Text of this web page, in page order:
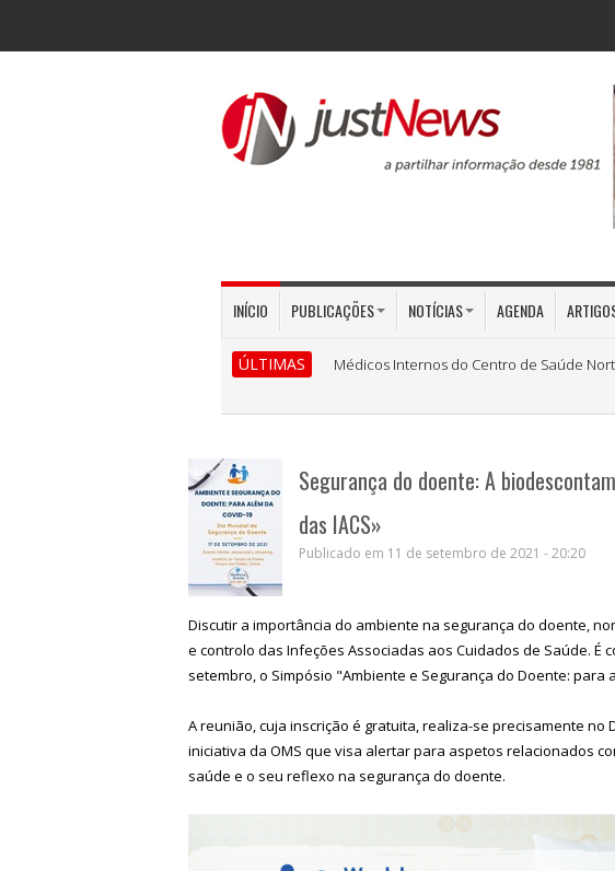
INÍCIO PUBLICAÇÕES NOTÍCIAS AGENDA
ÚLTIMAS Médicos Internos do Centro de Saúde
Segurança do doente: A
das IACS»
Publicado em 11 de setembro de 2021 - 20:20
Discutir a importância do ambiente na segurança do doente,
e controlo das Infeções Associadas aos Cuidados de Saúde. É
setembro, o Simpósio "Ambiente e Segurança do Doente: para
A reunião, cuja inscrição é gratuita, realiza-se precisamente no
iniciativa da OMS que visa alertar para aspetos relacionados
saúde e o seu reflexo na segurança do doente.